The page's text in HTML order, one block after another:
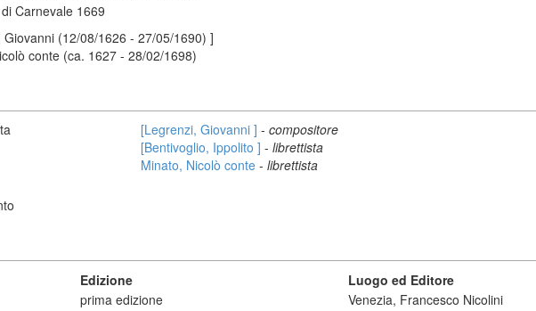
Carnevale 1669
Giovanni (12/08/1626 - 27/05/1690) ]
conte (ca. 1627 - 28/02/1698)
[Legrenzi, Giovanni ] - compositore
[Bentivoglio, Ippolito ] - librettista
Minato, Nicolò conte - librettista
Edizione
Luogo ed Editore
prima edizione Venezia, Francesco Nicolini